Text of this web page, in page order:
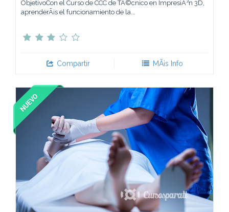
ObjetivoCon el Curso de CCC de TÃ©cnico en ImpresiÃ³n 3D,
aprenderÃ¡s el funcionamiento de la...
Compartir MÃ¡s Info